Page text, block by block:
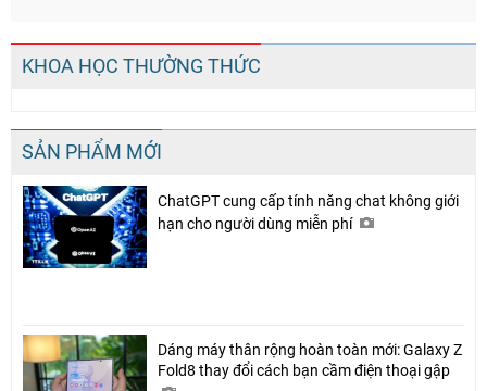
KHOA HỌC THƯỜNG THỨC
SẢN PHẨM MỚI
ChatGPT cung cấp tính năng chat không giới
hạn cho người dùng miễn phí
Dáng máy thân rộng hoàn toàn mới: Galaxy Z
Fold8 thay đổi cách bạn cầm điện thoại gập